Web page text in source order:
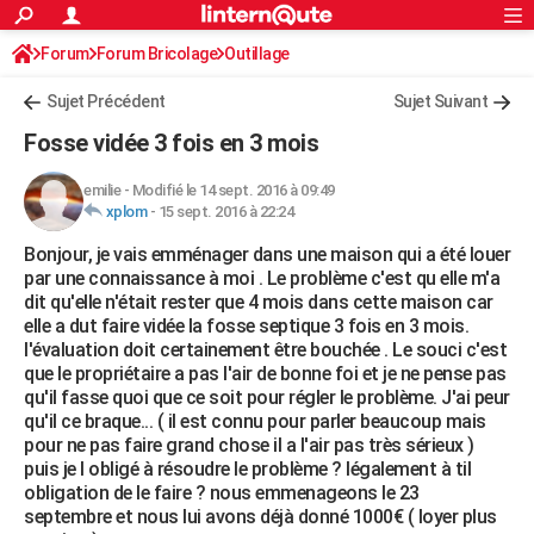
ACTUALITÉS
Politique
Société
Faits Divers
Education
Monde
Villes
+
FINANCE
Retraite
Impôts
Epargne
Immobilier
Risques naturels par ville
Banque
Assurance
Crédit
AUTO
Essais
Réserver un essai
Citadines
Berlines
SUV
Forum auto
+HIGH-TECH
Mobiles
Meilleur smartphone
Internet
Ordinateurs
Jeux vidéo
Guide high-tech
+BRICOLAGE
Forum
Aménagement intérieur
Extérieur
Cuisine
Salle de bains
Jardinage
Rangement
WEEK-END
Guides de France
Escapades
Patrimoine
Expositions
Musées
Week-end nature
LIFESTYLE
Art de vivre
Bien-être
Loisirs
Mode
Modes de vie
SANTE
Alimentation
Guide de la santé
Maladies
Médicaments
Sommeil
VOYAGE
S'inscrire
Connexion
Forum Forum Bricolage Outillage
Sujet Précédent Sujet Suivant
Fosse vidée 3 fois en 3 mois
emilie- Modifié le 14 sept. 2016 à 09:49
xplom- 15 sept. 2016 à 22:24
Bonjour, je vais emménager dans une maison qui a été louer
par une connaissance à moi . Le problème c'est qu elle m'a
dit qu'elle n'était rester que 4 mois dans cette maison car
elle a dut faire vidée la fosse septique 3 fois en 3 mois.
l'évaluation doit certainement être bouchée . Le souci c'est
que le propriétaire a pas l'air de bonne foi et je ne pense pas
qu'il fasse quoi que ce soit pour régler le problème. J'ai peur
qu'il ce braque... ( il est connu pour parler beaucoup mais
pour ne pas faire grand chose il a l'air pas très sérieux )
puis je l obligé à résoudre le problème ? légalement à til
obligation de le faire ? nous emmenageons le 23
septembre et nous lui avons déjà donné 1000€ ( loyer plus